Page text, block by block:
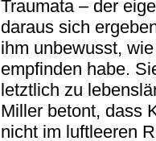
Traumata – der
daraus sich
ihm unbewusst,
empfinden habe.
letztlich zu
Miller betont, dass
nicht im luftleeren